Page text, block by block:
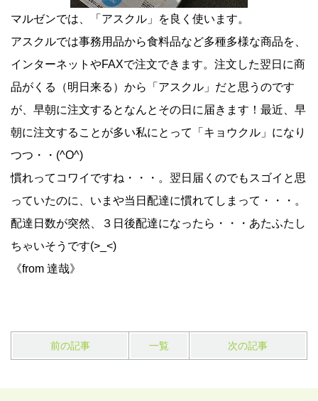
マルゼンでは、「アスクル」を良く使います。
アスクルでは事務用品から食料品など多種多様な商品を、
インターネットやFAXで注文できます。注文した翌日に商
品がくる（明日来る）から「アスクル」だと思うのです
が、早朝に注文するとなんとその日に届きます！最近、早
朝に注文することが多い私にとって「キョウクル」になり
つつ・・(^O^)
慣れってコワイですね・・・。翌日届くのでもスゴイと思
っていたのに、いまや当日配達に慣れてしまって・・・。
配達日数が突然、３日後配達になったら・・・あたふたし
ちゃいそうです(>_<)
《from 達哉》
前の記事 一覧 次の記事